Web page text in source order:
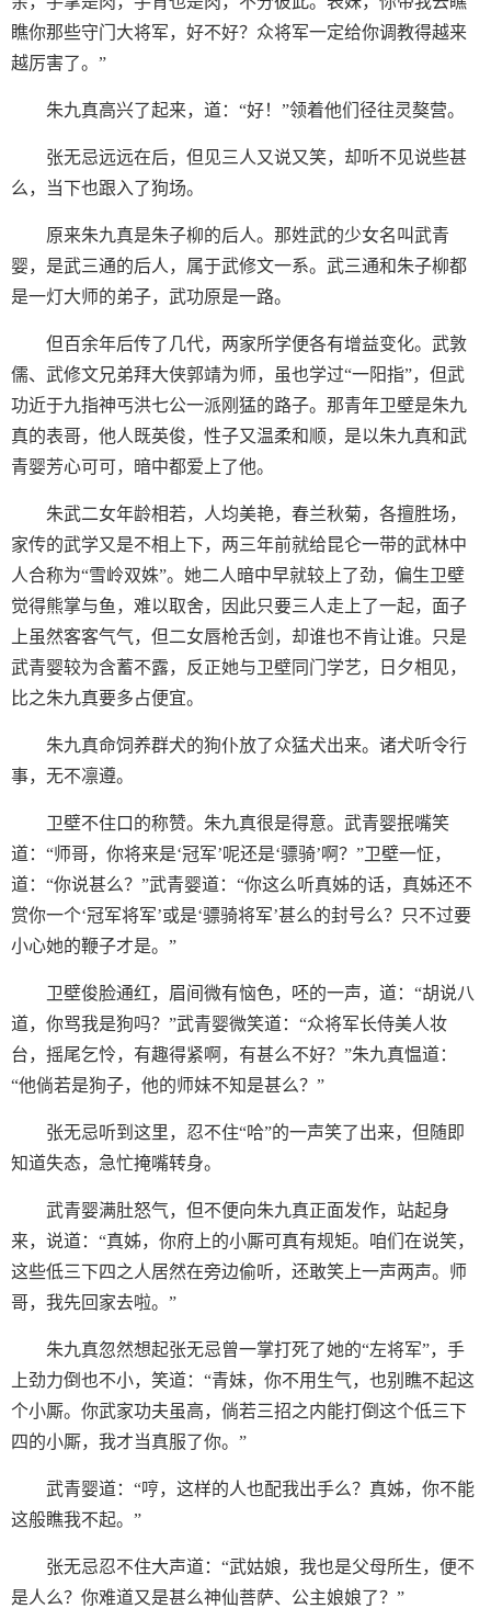
瞧你那些守门大将军，好不好？众将军一定给你调教得越来
越厉害了。”
朱九真高兴了起来，道：“好！”领着他们径往灵獒营。
张无忌远远在后，但见三人又说又笑，却听不见说些甚
么，当下也跟入了狗场。
原来朱九真是朱子柳的后人。那姓武的少女名叫武青
婴，是武三通的后人，属于武修文一系。武三通和朱子柳都
是一灯大师的弟子，武功原是一路。
但百余年后传了几代，两家所学便各有增益变化。武敦
儒、武修文兄弟拜大侠郭靖为师，虽也学过“一阳指”，但武
功近于九指神丐洪七公一派刚猛的路子。那青年卫壁是朱九
真的表哥，他人既英俊，性子又温柔和顺，是以朱九真和武
青婴芳心可可，暗中都爱上了他。
朱武二女年龄相若，人均美艳，春兰秋菊，各擅胜场，
家传的武学又是不相上下，两三年前就给昆仑一带的武林中
人合称为“雪岭双姝”。她二人暗中早就较上了劲，偏生卫壁
觉得熊掌与鱼，难以取舍，因此只要三人走上了一起，面子
上虽然客客气气，但二女唇枪舌剑，却谁也不肯让谁。只是
武青婴较为含蓄不露，反正她与卫壁同门学艺，日夕相见，
比之朱九真要多占便宜。
朱九真命饲养群犬的狗仆放了众猛犬出来。诸犬听令行
事，无不凛遵。
卫壁不住口的称赞。朱九真很是得意。武青婴抿嘴笑
道：“师哥，你将来是‘冠军’呢还是‘骠骑’啊？”卫壁一怔，
道：“你说甚么？”武青婴道：“你这么听真姊的话，真姊还不
赏你一个‘冠军将军’或是‘骠骑将军’甚么的封号么？只不过要
小心她的鞭子才是。”
卫壁俊脸通红，眉间微有恼色，呸的一声，道：“胡说八
道，你骂我是狗吗？”武青婴微笑道：“众将军长侍美人妆
台，摇尾乞怜，有趣得紧啊，有甚么不好？”朱九真愠道：
“他倘若是狗子，他的师妹不知是甚么？”
张无忌听到这里，忍不住“哈”的一声笑了出来，但随即
知道失态，急忙掩嘴转身。
武青婴满肚怒气，但不便向朱九真正面发作，站起身
来，说道：“真姊，你府上的小厮可真有规矩。咱们在说笑，
这些低三下四之人居然在旁边偷听，还敢笑上一声两声。师
哥，我先回家去啦。”
朱九真忽然想起张无忌曾一掌打死了她的“左将军”，手
上劲力倒也不小，笑道：“青妹，你不用生气，也别瞧不起这
个小厮。你武家功夫虽高，倘若三招之内能打倒这个低三下
四的小厮，我才当真服了你。”
武青婴道：“哼，这样的人也配我出手么？真姊，你不能
这般瞧我不起。”
张无忌忍不住大声道：“武姑娘，我也是父母所生，便不
是人么？你难道又是甚么神仙菩萨、公主娘娘了？”